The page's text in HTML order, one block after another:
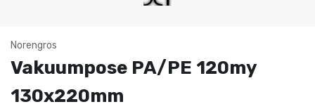
Norengros
Vakuumpose PA/PE 120my
130x220mm